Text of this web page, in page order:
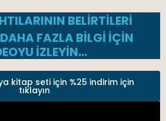
BELIRTILERI
FAZLA BILGI IÇIN
IZLEYIN…
kitap seti için %25 indirim için
tıklayın